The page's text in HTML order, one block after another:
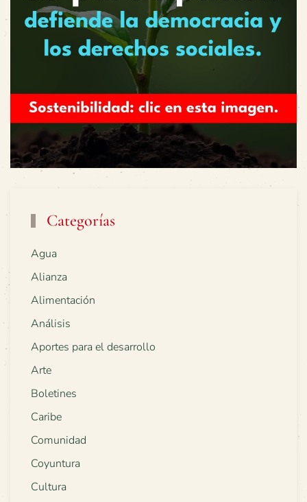
Categorías
Agua
Alianza
Alimentación
Análisis
Aportes para el desarrollo
Arte
Boletines
Caribe
Comunidad
Coyuntura
Cultura